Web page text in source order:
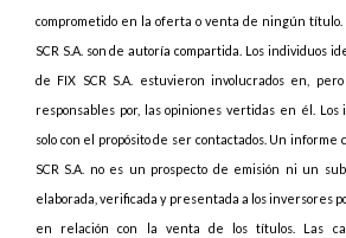
comprometido en la oferta o venta de ningún título.
SCR S.A. son de autoría compartida. Los individuos
de FIX SCR S.A. estuvieron involucrados en,
responsables por, las opiniones vertidas en él. Los
solo con el propósito de ser contactados. Un informe
SCR S.A. no es un prospecto de emisión ni un
elaborada, verificada y presentada a los inversores
en relación con la venta de los títulos. Las